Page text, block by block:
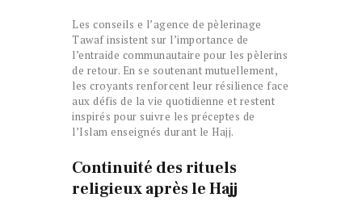
Les conseils e l’agence de pèlerinage
Tawaf insistent sur l’importance de
l’entraide communautaire pour les pèlerins
de retour. En se soutenant mutuellement,
les croyants renforcent leur résilience face
aux défis de la vie quotidienne et restent
inspirés pour suivre les préceptes de
l’Islam enseignés durant le Hajj.
Continuité des rituels
religieux après le Hajj